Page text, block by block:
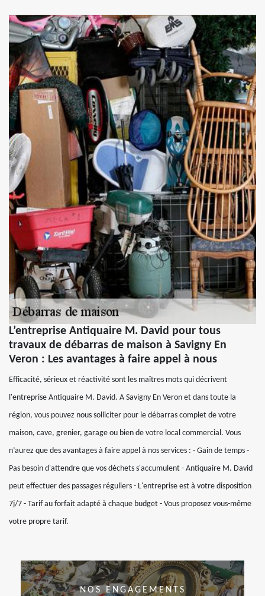
L’entreprise Antiquaire M. David pour tous
travaux de débarras de maison à Savigny En
Veron : Les avantages à faire appel à nous
Efficacité, sérieux et réactivité sont les maîtres mots qui décrivent
l'entreprise Antiquaire M. David. A Savigny En Veron et dans toute la
région, vous pouvez nous solliciter pour le débarras complet de votre
maison, cave, grenier, garage ou bien de votre local commercial. Vous
n’aurez que des avantages à faire appel à nos services : - Gain de temps -
Pas besoin d'attendre que vos déchets s'accumulent - Antiquaire M. David
peut effectuer des passages réguliers - L'entreprise est à votre disposition
7j/7 - Tarif au forfait adapté à chaque budget - Vous proposez vous-même
votre propre tarif.
NOS ENGAGEMENTS